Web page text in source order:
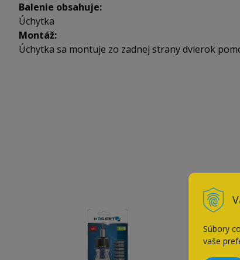
Súbory
vaše
Balenie obsahuje:
Úchytka
Montáž:
Úchytka sa montuje zo zadnej strany dvierok